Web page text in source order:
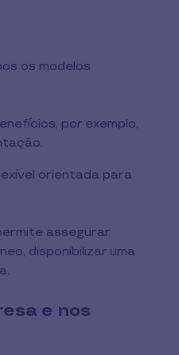
os modelos
por exemplo,
orientada para
assegurar
disponibilizar uma
e nos